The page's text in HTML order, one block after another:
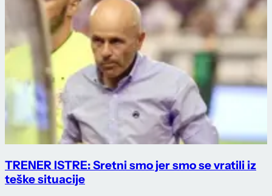
TRENER ISTRE: Sretni smo jer smo se vratili iz
teške situacije